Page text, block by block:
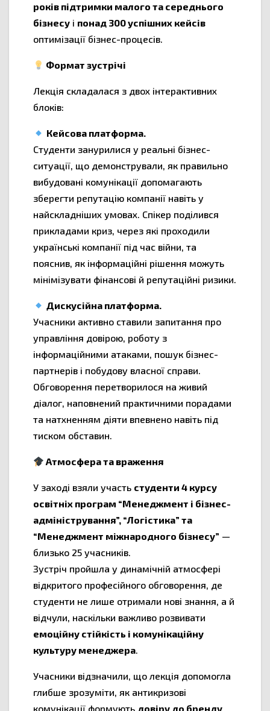
років підтримки малого та середнього
бізнесу і понад 300 успішних кейсів
оптимізації бізнес-процесів.
Формат зустрічі
Лекція складалася з двох інтерактивних
блоків:
Кейсова платформа.
Студенти занурилися у реальні бізнес-
ситуації, що демонстрували, як правильно
вибудовані комунікації допомагають
зберегти репутацію компанії навіть у
найскладніших умовах. Спікер поділився
прикладами криз, через які проходили
українські компанії під час війни, та
пояснив, як інформаційні рішення можуть
мінімізувати фінансові й репутаційні ризики.
Дискусійна платформа.
Учасники активно ставили запитання про
управління довірою, роботу з
інформаційними атаками, пошук бізнес-
партнерів і побудову власної справи.
Обговорення перетворилося на живий
діалог, наповнений практичними порадами
та натхненням діяти впевнено навіть під
тиском обставин.
Атмосфера та враження
У заході взяли участь студенти 4 курсу
освітніх програм “Менеджмент і бізнес-
адміністрування”, “Логістика” та
“Менеджмент міжнародного бізнесу” —
близько 25 учасників.
Зустріч пройшла у динамічній атмосфері
відкритого професійного обговорення, де
студенти не лише отримали нові знання, а й
відчули, наскільки важливо розвивати
емоційну стійкість і комунікаційну
культуру менеджера.
Учасники відзначили, що лекція допомогла
глибше зрозуміти, як антикризові
комунікації формують довіру до бренду